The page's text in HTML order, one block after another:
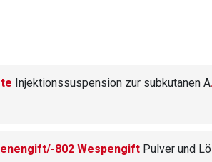
Injektionssuspension zur subkutanen Anwendung
802 Wespengift Pulver und Lösungsmittel zur Herstellung einer Injektions- und Hauttestlösung